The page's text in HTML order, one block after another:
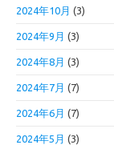
2024年10月 (3)
2024年9月 (3)
2024年8月 (3)
2024年7月 (7)
2024年6月 (7)
2024年5月 (3)